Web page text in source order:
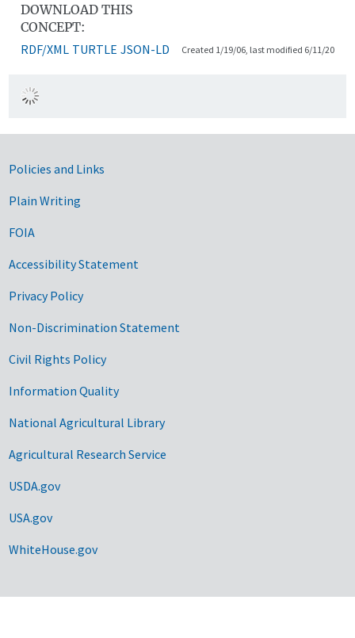
DOWNLOAD THIS
CONCEPT:
RDF/XML TURTLE JSON-LD Created 1/19/06, last modified 6/11/20
Government Links
Policies and Links
Plain Writing
FOIA
Accessibility Statement
Privacy Policy
Non-Discrimination Statement
Civil Rights Policy
Information Quality
National Agricultural Library
Agricultural Research Service
USDA.gov
USA.gov
WhiteHouse.gov